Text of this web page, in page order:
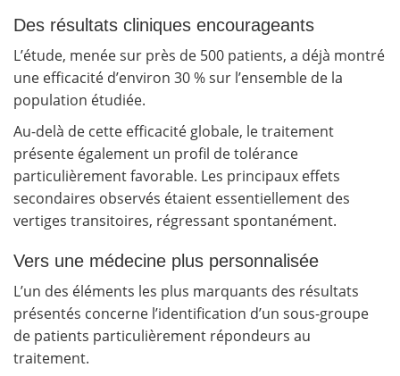
Des résultats cliniques encourageants
L’étude, menée sur près de 500 patients, a déjà montré
une efficacité d’environ 30 % sur l’ensemble de la
population étudiée.
Au-delà de cette efficacité globale, le traitement
présente également un profil de tolérance
particulièrement favorable. Les principaux effets
secondaires observés étaient essentiellement des
vertiges transitoires, régressant spontanément.
Vers une médecine plus personnalisée
L’un des éléments les plus marquants des résultats
présentés concerne l’identification d’un sous-groupe
de patients particulièrement répondeurs au
traitement.